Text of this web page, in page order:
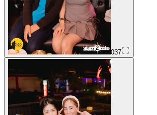
037